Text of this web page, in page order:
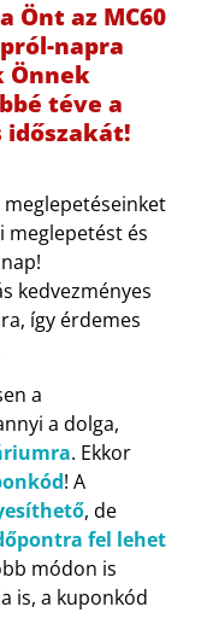
Önt az MC60
napra
Önnek
téve a
időszakát!
meglepetést és
kedvezményes
így érdemes
a
a dolga,
. Ekkor
! A
, de
fel lehet
módon is
is, a kuponkód